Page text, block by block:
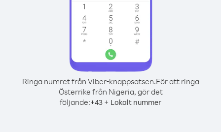
Ringa numret från Viber-knappsatsen.För att ringa
Österrike från Nigeria, gör det
följande:+43 + Lokalt nummer